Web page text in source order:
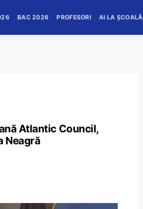
BAC 2026 PROFESORI AI LA ȘCOALĂ
Atlantic Council,
Neagră